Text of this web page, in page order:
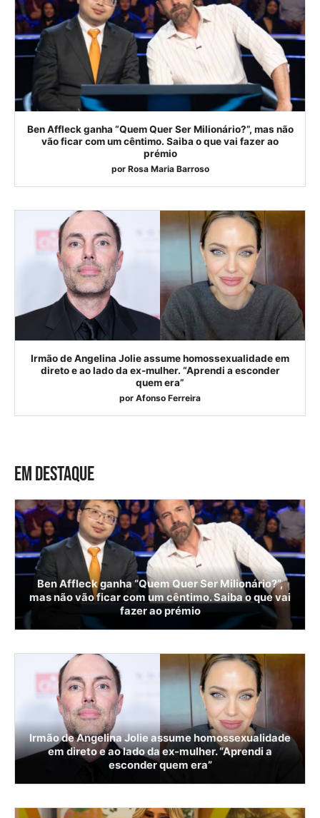
Ben Affleck ganha “Quem Quer Ser Milionário?”, mas não
vão ficar com um cêntimo. Saiba o que vai fazer ao
prémio
por Rosa Maria Barroso
Irmão de Angelina Jolie assume homossexualidade em
direto e ao lado da ex-mulher. “Aprendi a esconder
quem era”
por Afonso Ferreira
EM DESTAQUE
Ben Affleck ganha “Quem Quer Ser Milionário?”,
mas não vão ficar com um cêntimo. Saiba o que vai
fazer ao prémio
Irmão de Angelina Jolie assume homossexualidade
em direto e ao lado da ex-mulher. “Aprendi a
esconder quem era”